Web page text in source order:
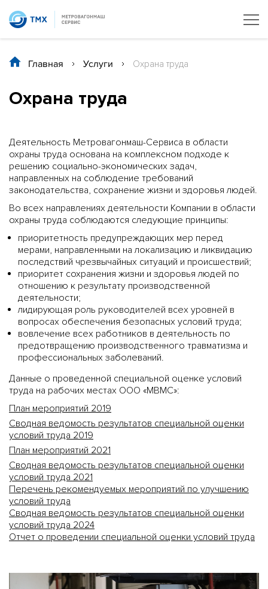
Главная / Услуги / Охрана труда
Охрана труда
Деятельность Метровагонмаш-Сервиса в области
охраны труда основана на комплексном подходе к
решению социально-экономических задач,
направленных на соблюдение требований
законодательства, сохранение жизни и здоровья людей.
Во всех направлениях деятельности Компании в области
охраны труда соблюдаются следующие принципы:
приоритетность предупреждающих мер перед
мерами, направленными на локализацию и ликвидацию
последствий чрезвычайных ситуаций и происшествий;
приоритет сохранения жизни и здоровья людей по
отношению к результату производственной
деятельности;
лидирующая роль руководителей всех уровней в
вопросах обеспечения безопасных условий труда;
вовлечение всех работников в деятельность по
предотвращению производственного травматизма и
профессиональных заболеваний.
Данные о проведенной специальной оценке условий
труда на рабочих местах ООО «МВМС»:
План мероприятий 2019
Сводная ведомость результатов специальной оценки
условий труда 2019
План мероприятий 2021
Сводная ведомость результатов специальной оценки
условий труда 2021
Перечень рекомендуемых мероприятий по улучшению
условий труда
Сводная ведомость результатов специальной оценки
условий труда 2024
Отчет о проведении специальной оценки условий труда